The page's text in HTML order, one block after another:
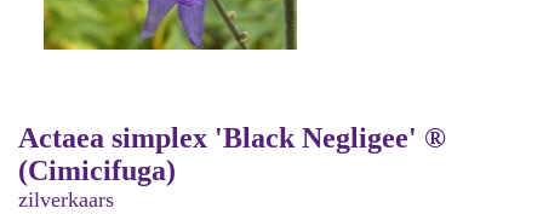
Actaea simplex 'Black Negligee' ®
(Cimicifuga)
zilverkaars